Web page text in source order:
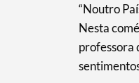
“Noutro
Nesta
professora